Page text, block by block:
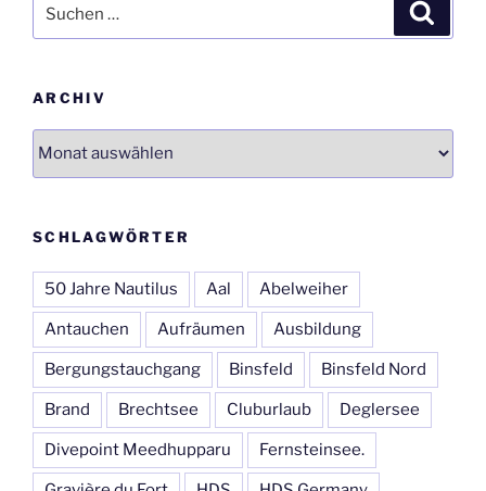
nach:
ARCHIV
Archiv
SCHLAGWÖRTER
50 Jahre Nautilus Aal Abelweiher
Antauchen Aufräumen Ausbildung
Bergungstauchgang Binsfeld Binsfeld Nord
Brand Brechtsee Cluburlaub Deglersee
Divepoint Meedhupparu Fernsteinsee.